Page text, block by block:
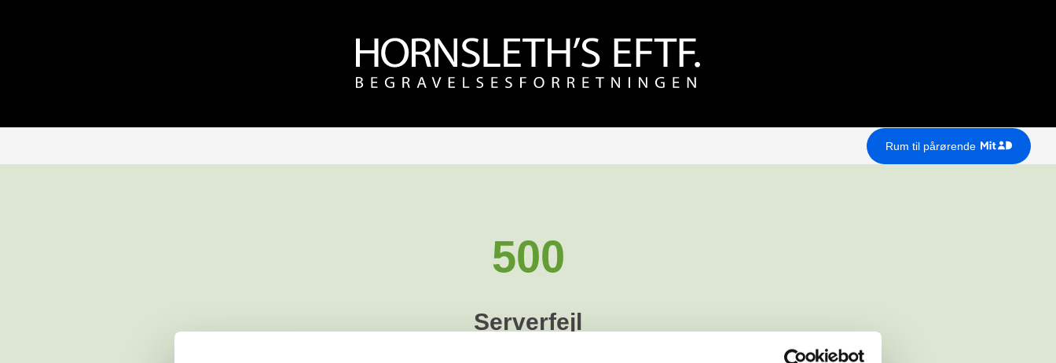
Rum til pårørende
500
Serverfejl